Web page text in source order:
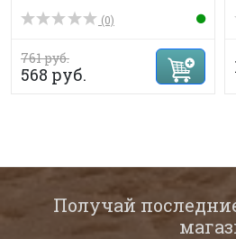
(0)
761 руб.
568 руб.
Получай